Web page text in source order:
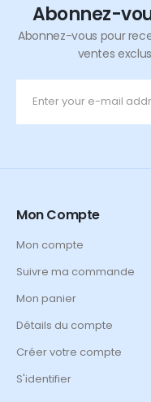
Abonnez-
Abonnez-vous pour
ventes
Mon Compte
Mon compte
Suivre ma commande
Mon panier
Détails du compte
Créer votre compte
S'identifier